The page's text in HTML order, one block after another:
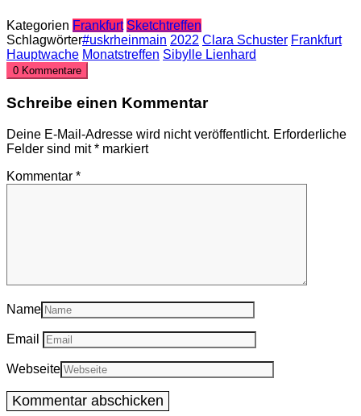
Kategorien Frankfurt Sketchtreffen
Schlagwörter#uskrheinmain 2022 Clara Schuster Frankfurt
Hauptwache Monatstreffen Sibylle Lienhard
0 Kommentare
Schreibe einen Kommentar
Deine E-Mail-Adresse wird nicht veröffentlicht. Erforderliche
Felder sind mit* markiert
Kommentar *
Name
Email
Webseite